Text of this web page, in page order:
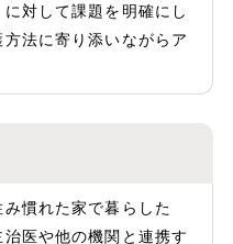
対して課題を明確にし
法に寄り添いながらア
み慣れた家で暮らした
医や他の機関と連携す